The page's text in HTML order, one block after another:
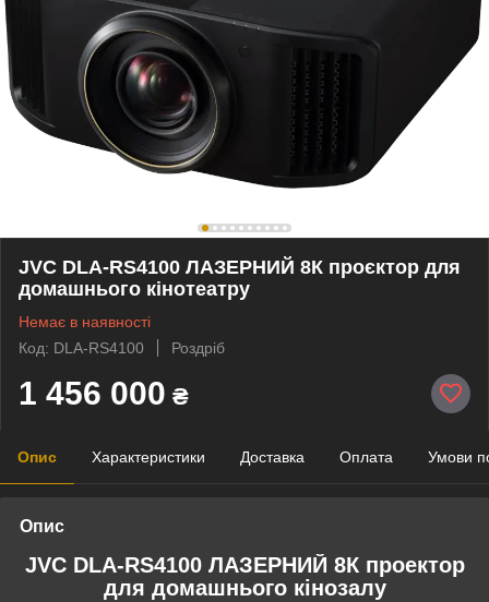
JVC DLA-RS4100 ЛАЗЕРНИЙ 8К проєктор для
домашнього кінотеатру
Немає в наявності
Код: DLA-RS4100
Роздріб
1 456 000 ₴
Опис Характеристики Доставка Оплата Умови
Опис
JVC DLA-RS4100 ЛАЗЕРНИЙ 8К проектор
для домашнього кінозалу